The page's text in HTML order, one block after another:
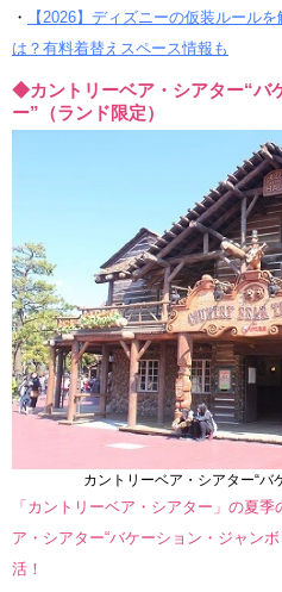
・
【2026】ディズニーの仮装ルール
は？有料着替えスペース情報も
◆カントリーベア・シアター“バ
ー”（ランド限定）
カントリーベア・シアター“バ
「カントリーベア・シアター」の夏
ア・シアター“バケーション・ジャン
活！